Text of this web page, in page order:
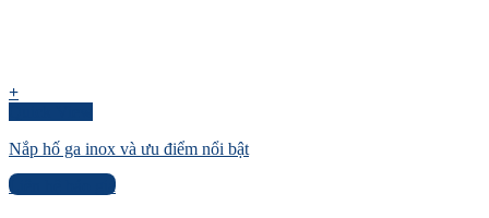
+
Nắp hố ga inox và ưu điểm nổi bật
Liên hệ báo giá